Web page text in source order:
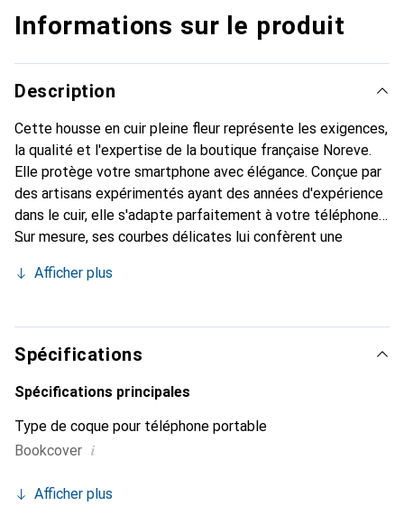
Informations sur le produit
Description
Cette housse en cuir pleine fleur représente les exigences,
la qualité et l'expertise de la boutique française Noreve.
Elle protège votre smartphone avec élégance. Conçue par
des artisans expérimentés ayant des années d'expérience
dans le cuir, elle s'adapte parfaitement à votre téléphone.
Sur mesure, ses courbes délicates lui confèrent une
indispensable pour votre smartphone. Reconnaît
marque Noreve est un choix fiable pour une clientèle
exigeante.
Afficher plus
Spécifications
Spécifications principales
Type de coque pour téléphone portable
Bookcover i
Afficher plus